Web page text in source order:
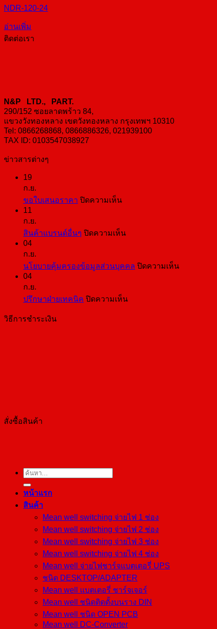
NDR-120-24
อ่านเพิ่ม
ติดต่อเรา
N&P LTD., PART.
290/152 ซอยลาดพร้าว 84,
แขวงวังทองหลาง เขตวังทองหลาง กรุงเทพฯ 10310
Tel: 0866268868, 0866886326, 021939100
TAX ID: 0103547038927
ข่าวสารต่างๆ
19
ก.ย.
ขอใบเสนอราคา ปิดความเห็นบน
เสนอ
11
ก.ย.
สินค้าแบรนด์อื่นๆ ปิดความเห็นบน
รนด์
04
ก.ย.
นโยบายคุ้มครองข้อมูลส่วนบุคคล ปิดความเห็นบน
04
ก.ย.
ปรึกษาฝ่ายเทคนิค ปิดความเห็นบน
วิธีการชำระเงิน
สั่งซื้อสินค้า
ค้นหา:
หน้าแรก
สินค้า
Mean well switching จ่ายไฟ 1 ช่อง
Mean well switching จ่ายไฟ 2 ช่อง
Mean well switching จ่ายไฟ 3 ช่อง
Mean well switching จ่ายไฟ 4 ช่อง
Mean well จ่ายไฟชาร์จแบตเตอรี่ UPS
ชนิด DESKTOP/ADAPTER
Mean well แบตเตอรี่ ชาร์จเจอร์
Mean well ชนิดติดตั้งบนราง DIN
Mean well ชนิด OPEN PCB
Mean well DC-Converter